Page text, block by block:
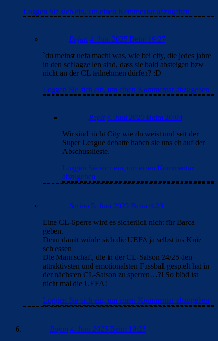
Loggen Sie sich ein, um einen Kommentar abzugeben
Bojan 4. Juni 2025 Beim 19:27
`du meinst uefa macht was, wie bei city, die jedes jahre
in den schlagzeilen sind, dass sie bald absteigen bzw
nicht an der CL teilnehmen dürfen? :D
Loggen Sie sich ein, um einen Kommentar abzugeben
Repli 4. Juni 2025 Beim 20:04
Wir sind nicht City wie du weist und seit der
Super League debatte haben sie uns eh auf der
Abschusslieste.
Loggen Sie sich ein, um einen Kommentar
abzugeben
Serino 5. Juni 2025 Beim 4:23
Eine CL-Sperre wird es sicherlich nicht für Barca
geben.
Denn damit würde sich die UEFA ja selbst ins Knie
schiessen!
Die Mannschaft, die in der CL-Saison 24/25 den
attraktivsten und emotionalsten Fussball gespielt hat in
der nächsten CL-Saison zu sperren…?! So blöd ist
nicht mal die UEFA!
Loggen Sie sich ein, um einen Kommentar abzugeben
Bojan 4. Juni 2025 Beim 19:25